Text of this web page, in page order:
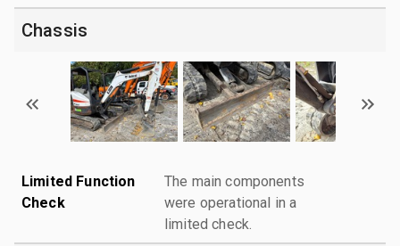
Chassis
Limited Function
Check
The main components
were operational in a
limited check.